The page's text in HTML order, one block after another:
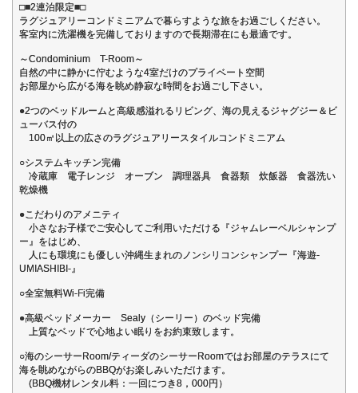
□■2連泊限定■□
ラグジュアリーコンドミニアムで暮らすような旅をお過ごしください。
客室内に洗濯機を完備しておりますので長期滞在にも最適です。
～Condominium T-Room～
自然の中に静かに佇むような4室だけのプライベート空間
お部屋から広がる海を眺め静寂な時間をお過ごし下さい。
●2つのベッドルームと高級感溢れるリビング、海の見えるジャグジー＆ビ
ューバス付の
100㎡以上の広さのラグジュアリースタイルコンドミニアム
○システムキッチン完備
冷蔵庫 電子レンジ オーブン 調理器具 食器類 炊飯器 食器洗い
乾燥機
●こだわりのアメニティ
小さなお子様でご安心してご利用いただける『ジャムレーベルシャンプ
ー』をはじめ、
人にも環境にも優しい沖縄生まれのノンシリコンシャンプー『海遊-
UMIASHIBI-』
○全室無料Wi-Fi完備
●高級ベッドメーカー Sealy（シーリー）のベッド完備
上質なベッドで心地よい眠りをお約束致します。
○海のシーサーRoom/ティーダのシーサーRoomではお部屋のテラスにて
海を眺めながらのBBQがお楽しみいただけます。
(BBQ機材レンタル料：一回につき8，000円）